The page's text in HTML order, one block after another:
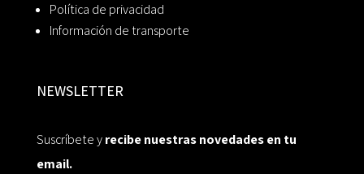
Política de privacidad
Información de transporte
NEWSLETTER
Suscríbete yrecibe nuestras novedades en tu
email.